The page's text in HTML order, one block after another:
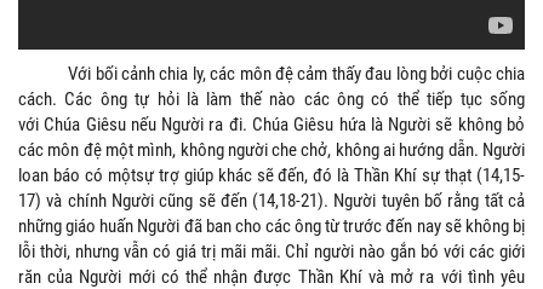
Với bối cảnh chia ly, các môn đệ cảm thấy đau lòng bởi cuộc chia
cách. Các ông tự hỏi là làm thế nào các ông có thể tiếp tục sống
với Chúa Giêsu nếu Người ra đi. Chúa Giêsu hứa là Người sẽ không bỏ
các môn đệ một mình, không người che chở, không ai hướng dẫn. Người
loan báo có mộtsự trợ giúp khác sẽ đến, đó là Thần Khí sự thạt (14,15-
17) và chính Người cũng sẽ đến (14,18-21). Người tuyên bố rằng tất cả
những giáo huấn Người đã ban cho các ông từ trước đến nay sẽ không bị
lỗi thời, nhưng vẫn có giá trị mãi mãi. Chỉ người nào gắn bó với các giới
răn của Người mới có thể nhận được Thần Khí và mở ra với tình yêu